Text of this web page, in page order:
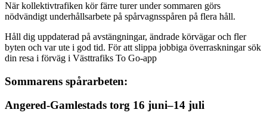
När kollektivtrafiken kör färre turer under sommaren görs
nödvändigt underhållsarbete på spårvagnsspåren på flera håll.
Håll dig uppdaterad på avstängningar, ändrade körvägar och fler
byten och var ute i god tid. För att slippa jobbiga överraskningar sök
din resa i förväg i Västtrafiks To Go-app
Sommarens spårarbeten:
Angered-Gamlestads torg 16 juni–14 juli